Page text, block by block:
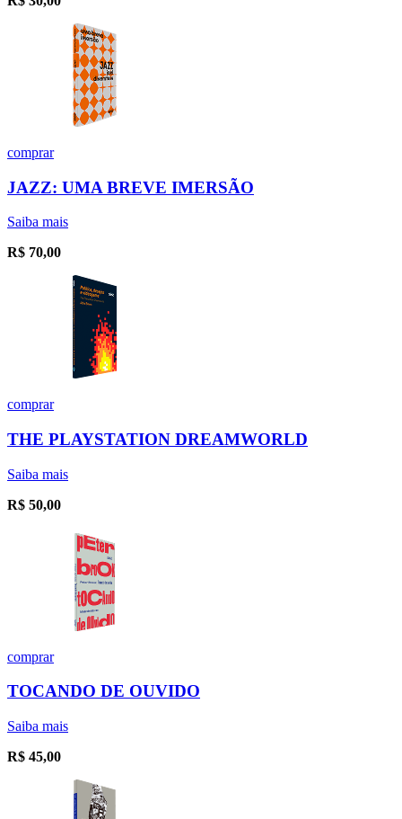
comprar
JAZZ: UMA BREVE IMERSÃO
Saiba mais
R$ 70,00
comprar
THE PLAYSTATION DREAMWORLD
Saiba mais
R$ 50,00
comprar
TOCANDO DE OUVIDO
Saiba mais
R$ 45,00